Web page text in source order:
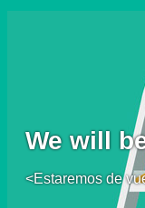
We will
<Estaremos de